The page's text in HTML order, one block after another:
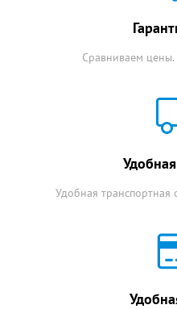
Сравниваем
Удобная транспортная